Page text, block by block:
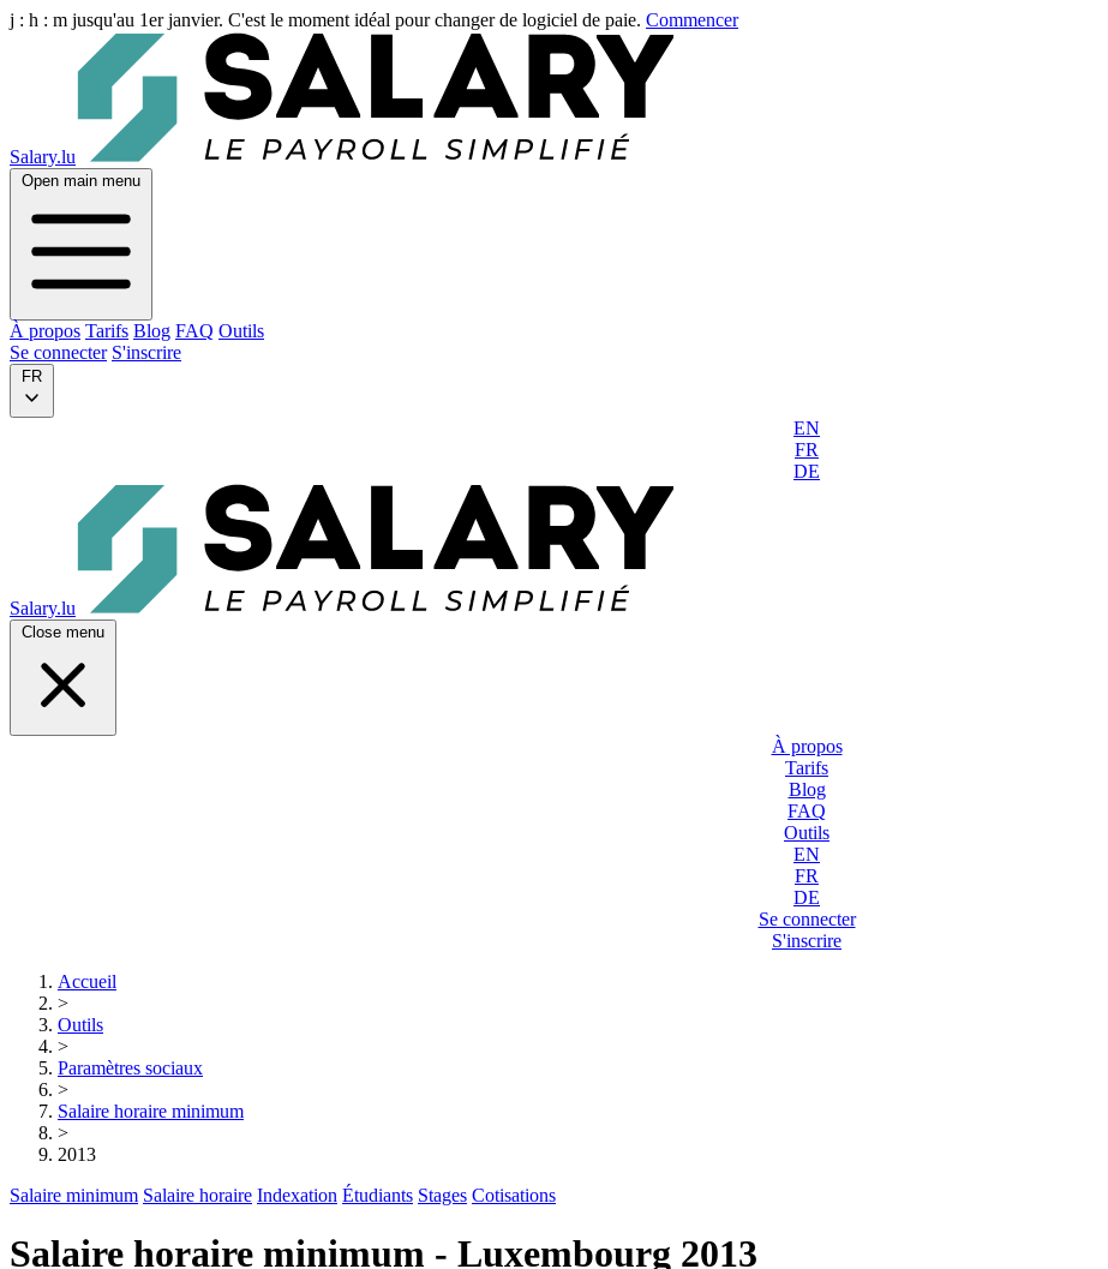
j : h : m jusqu'au 1er janvier. C'est le moment idéal pour changer de logiciel de paie. Commencer
Salary.lu
Open main menu
À propos Tarifs Blog FAQ Outils
Se connecter S'inscrire
FR
EN
FR
DE
Salary.lu
Close menu
À propos
Tarifs
Blog
FAQ
Outils
EN
FR
DE
Se connecter
S'inscrire
Accueil
>
Outils
>
Paramètres sociaux
>
Salaire horaire minimum
>
2013
Salaire minimum Salaire horaire Indexation Étudiants Stages Cotisations
Salaire horaire minimum - Luxembourg 2013